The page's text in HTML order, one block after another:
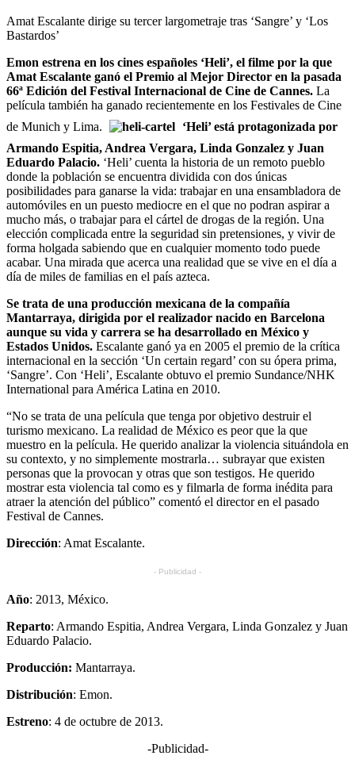
Amat Escalante dirige su tercer largometraje tras ‘Sangre’ y ‘Los
Bastardos’
Emon estrena en los cines españoles ‘Heli’, el filme por la que
Amat Escalante ganó el Premio al Mejor Director en la pasada
66ª Edición del Festival Internacional de Cine de Cannes. La
película también ha ganado recientemente en los Festivales de Cine
de Munich y Lima.
‘Heli’ está protagonizada por
Armando Espitia, Andrea Vergara, Linda Gonzalez y Juan
Eduardo Palacio. ‘Heli’ cuenta la historia de un remoto pueblo
donde la población se encuentra dividida con dos únicas
posibilidades para ganarse la vida: trabajar en una ensambladora de
automóviles en un puesto mediocre en el que no podran aspirar a
mucho más, o trabajar para el cártel de drogas de la región. Una
elección complicada entre la seguridad sin pretensiones, y vivir de
forma holgada sabiendo que en cualquier momento todo puede
acabar. Una mirada que acerca una realidad que se vive en el día a
día de miles de familias en el país azteca.
Se trata de una producción mexicana de la compañía
Mantarraya, dirigida por el realizador nacido en Barcelona
aunque su vida y carrera se ha desarrollado en México y
Estados Unidos. Escalante ganó ya en 2005 el premio de la crítica
internacional en la sección ‘Un certain regard’ con su ópera prima,
‘Sangre’. Con ‘Heli’, Escalante obtuvo el premio Sundance/NHK
International para América Latina en 2010.
“No se trata de una película que tenga por objetivo destruir el
turismo mexicano. La realidad de México es peor que la que
muestro en la película. He querido analizar la violencia situándola en
su contexto, y no simplemente mostrarla… subrayar que existen
personas que la provocan y otras que son testigos. He querido
mostrar esta violencia tal como es y filmarla de forma inédita para
atraer la atención del público” comentó el director en el pasado
Festival de Cannes.
Dirección: Amat Escalante.
- Publicidad -
Año: 2013, México.
Reparto: Armando Espitia, Andrea Vergara, Linda Gonzalez y Juan
Eduardo Palacio.
Producción: Mantarraya.
Distribución: Emon.
Estreno: 4 de octubre de 2013.
-Publicidad-